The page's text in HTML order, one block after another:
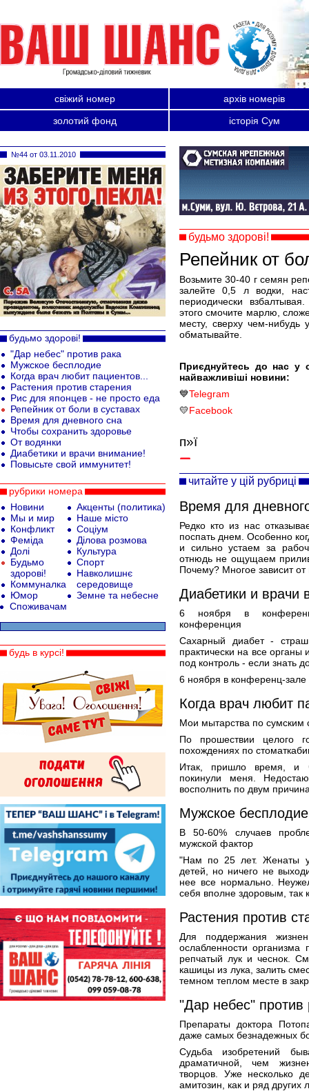
свіжий номер
архів номерів
золотий фонд
історія Сум
будьмо здорові!
Репейник от
Возьмите 30-40 г семян
залейте 0,5 л водки,
периодически
этого смочите марлю,
месту, сверху чем-нибудь
обматывайте.
Приєднуйтесь до нас у
найважливіші новини:
💙Telegram
💛Facebook
п»ї
читайте у цій рубриці
Время для
Редко кто из нас
поспать днем. Особенно
и сильно устаем за
отнюдь не ощущаем
Почему? Многое зависит
Диабетики и врачи
6 ноября в
конференция
Сахарный диабет -
практически на все
под контроль - если знать
6 ноября в конференц-
Когда врач любит
Мои мытарства по сумским
По прошествии целого
похождениях по
Итак, пришло время, и
покинули меня.
восполнить по двум
Мужское бесплодие
В 50-60% случаев
мужской фактор
"Нам по 25 лет. Женаты
детей, но ничего не
нее все нормально.
себя вполне здоровым, так
Растения против
Для поддержания
ослабленности
репчатый лук и чеснок.
кашицы из лука, залить
темном теплом месте в
"Дар небес" против
Препараты доктора
даже самых безнадежных
Судьба изобретений
драматичной, чем
творцов. Уже несколько
амитозин, как и ряд
№44 от 03.11.2010
будьмо здорові!
"Дар небес" против рака
Мужское бесплодие
Когда врач любит пациентов...
Растения против старения
Рис для японцев - не просто еда
Репейник от боли в суставах
Время для дневного сна
Чтобы сохранить здоровье
От водянки
Диабетики и врачи внимание!
Повысьте свой иммунитет!
рубрики номера
Новини
Мы и мир
Конфликт
Феміда
Долі
Будьмо
здорові!
Коммуналка
Юмор
Акценты (политика)
Наше місто
Соціум
Ділова розмова
Культура
Спорт
Навколишнє
середовище
Земне та небесне
Споживачам
будь в курсі!